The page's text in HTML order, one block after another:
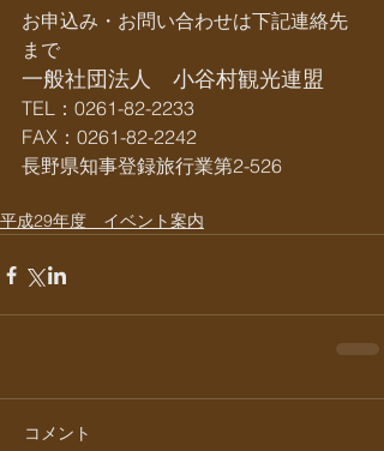
お申込み・お問い合わせは下記連絡先
まで
一般社団法人　小谷村観光連盟
TEL：0261-82-2233
FAX：0261-82-2242
長野県知事登録旅行業第2-526
平成29年度 イベント案内
コメント